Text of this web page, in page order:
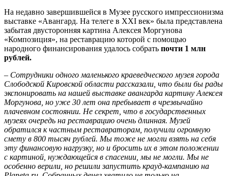
На недавно завершившейся в Музее русского импрессионизма
выставке «Авангард. На телеге в ХХI век» была представлена
забытая двусторонняя картина Алексея Моргунова
«Композиция», на реставрацию которой с помощью
народного финансирования удалось собрать почти 1 млн
рублей.
– Сотрудники одного маленького краеведческого музея города
Слободской Кировской области рассказали, что были бы рады
экспонировать на нашей выставке авангарда картину Алексея
Моргунова, но уже 30 лет она пребывает в чрезвычайно
плачевном состоянии. Не секрет, что в государственных
музеях очередь на реставрацию очень длинная. Музей
обратился к частным реставраторам, получили огромную
смету в 800 тысяч рублей. Мы тоже не могли взять на себя
эту финансовую нагрузку, но и бросить их в этом положении
с картиной, нуждающейся в спасении, мы не могли. Мы не
особенно верили, но решили запустить крауд-кампанию на